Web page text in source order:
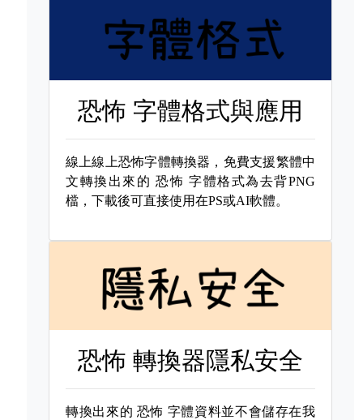
恐怖 字體格式與應用
線上線上恐怖字體轉換器，免費支援繁體中
文轉換出來的恐怖 字體格式為去背PNG
檔，下載後可直接使用在PS或AI軟體。
恐怖 轉換器隱私安全
轉換出來的 恐怖 字體資料並不會儲存在我